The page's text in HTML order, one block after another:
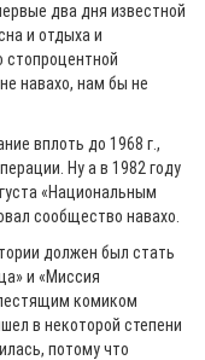
два дня известной
и отдыха и
стопроцентной
навахо, нам бы не
вплоть до 1968 г.,
Ну а в 1982 году
«Национальным
сообщество навахо.
должен был стать
и «Миссия
комиком
в некоторой степени
потому что